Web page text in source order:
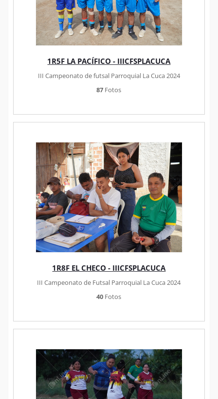
1R5F LA PACÍFICO - IIICFSPLACUCA
III Campeonato de futsal Parroquial La Cuca 2024
87 Fotos
1R8F EL CHECO - IIICFSPLACUCA
III Campeonato de Futsal Parroquial La Cuca 2024
40 Fotos